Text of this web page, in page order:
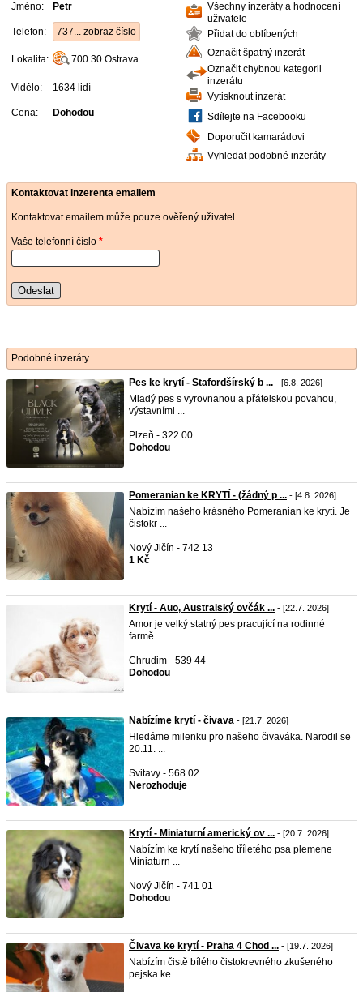
Jméno: Petr
Telefon: 737... zobraz číslo
Lokalita: 700 30 Ostrava
Vidělo: 1634 lidí
Cena: Dohodou
Všechny inzeráty a hodnocení
uživatele
Přidat do oblíbených
Označit špatný inzerát
Označit chybnou kategorii
inzerátu
Vytisknout inzerát
Sdílejte na Facebooku
Doporučit kamarádovi
Vyhledat podobné inzeráty
Kontaktovat inzerenta emailem
Kontaktovat emailem může pouze ověřený uživatel.
Vaše telefonní číslo *
Odeslat
Podobné inzeráty
Pes ke krytí - Stafordšírský b ... - [6.8. 2026]
Mladý pes s vyrovnanou a přátelskou povahou,
výstavními ...
Plzeň - 322 00
Dohodou
Pomeranian ke KRYTÍ - (žádný p ... - [4.8. 2026]
Nabízím našeho krásného Pomeranian ke krytí. Je
čistokr ...
Nový Jičín - 742 13
1 Kč
Krytí - Auo, Australský ovčák ... - [22.7. 2026]
Amor je velký statný pes pracující na rodinné
farmě. ...
Chrudim - 539 44
Dohodou
Nabízíme krytí - čivava - [21.7. 2026]
Hledáme milenku pro našeho čivaváka. Narodil se
20.11. ...
Svitavy - 568 02
Nerozhoduje
Krytí - Miniaturní americký ov ... - [20.7. 2026]
Nabízím ke krytí našeho tříletého psa plemene
Miniaturn ...
Nový Jičín - 741 01
Dohodou
Čivava ke krytí - Praha 4 Chod ... - [19.7. 2026]
Nabízím čistě bílého čistokrevného zkušeného
pejska ke ...